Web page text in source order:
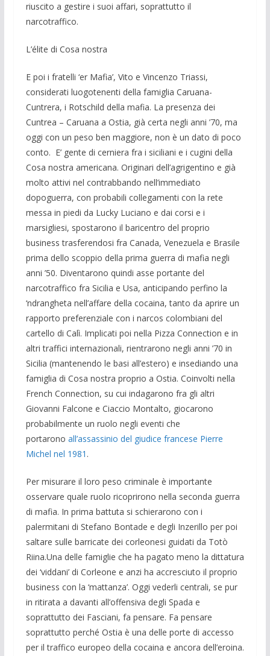
riuscito a gestire i suoi affari, soprattutto il
narcotraffico.
L’élite di Cosa nostra
E poi i fratelli ‘er Mafia’, Vito e Vincenzo Triassi,
considerati luogotenenti della famiglia Caruana-
Cuntrera, i Rotschild della mafia. La presenza dei
Cuntrea – Caruana a Ostia, già certa negli anni ’70, ma
oggi con un peso ben maggiore, non è un dato di poco
conto. E’ gente di cerniera fra i siciliani e i cugini della
Cosa nostra americana. Originari dell’agrigentino e già
molto attivi nel contrabbando nell’immediato
dopoguerra, con probabili collegamenti con la rete
messa in piedi da Lucky Luciano e dai corsi e i
marsigliesi, spostarono il baricentro del proprio
business trasferendosi fra Canada, Venezuela e Brasile
prima dello scoppio della prima guerra di mafia negli
anni ’50. Diventarono quindi asse portante del
narcotraffico fra Sicilia e Usa, anticipando perfino la
‘ndrangheta nell’affare della cocaina, tanto da aprire un
rapporto preferenziale con i narcos colombiani del
cartello di Calì. Implicati poi nella Pizza Connection e in
altri traffici internazionali, rientrarono negli anni ’70 in
Sicilia (mantenendo le basi all’estero) e insediando una
famiglia di Cosa nostra proprio a Ostia. Coinvolti nella
French Connection, su cui indagarono fra gli altri
Giovanni Falcone e Ciaccio Montalto, giocarono
probabilmente un ruolo negli eventi che
portarono all’assassinio del giudice francese Pierre
Michel nel 1981 .
Per misurare il loro peso criminale è importante
osservare quale ruolo ricoprirono nella seconda guerra
di mafia. In prima battuta si schierarono con i
palermitani di Stefano Bontade e degli Inzerillo per poi
saltare sulle barricate dei corleonesi guidati da Totò
Riina.Una delle famiglie che ha pagato meno la dittatura
dei ‘viddani’ di Corleone e anzi ha accresciuto il proprio
business con la ‘mattanza’. Oggi vederli centrali, se pur
in ritirata a davanti all’offensiva degli Spada e
soprattutto dei Fasciani, fa pensare. Fa pensare
soprattutto perché Ostia è una delle porte di accesso
per il traffico europeo della cocaina e ancora dell’eroina.